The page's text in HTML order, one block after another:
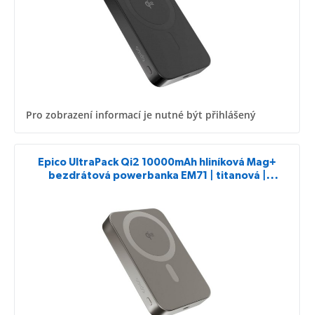
Pro zobrazení informací je nutné být přihlášený
Epico UltraPack Qi2 10000mAh hliníková Mag+
bezdrátová powerbanka EM71 | titanová |